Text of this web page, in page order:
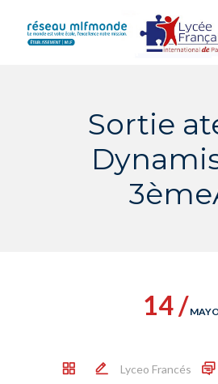
content
Sortie
14 /
Lyceo Francés